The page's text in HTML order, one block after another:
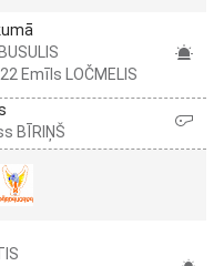
Emīls LOČMELIS
BĪRIŅŠ